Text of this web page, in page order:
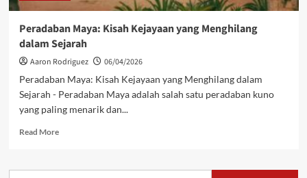
Peradaban Maya: Kisah Kejayaan yang Menghilang
dalam Sejarah
Aaron Rodriguez
06/04/2026
Peradaban Maya: Kisah Kejayaan yang Menghilang dalam
Sejarah - Peradaban Maya adalah salah satu peradaban kuno
yang paling menarik dan...
Read MoreRead
Peradaban